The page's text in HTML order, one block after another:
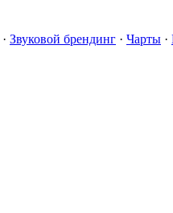
· Звуковой брендинг · Чарты ·